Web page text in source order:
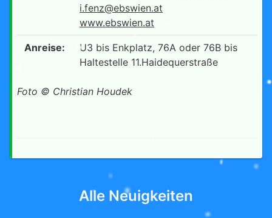
i.fenz@ebswien.at
www.ebswien.at
Anreise:
U3 bis Enkplatz, 76A oder 76B bis
Haltestelle 11.Haidequerstraße
Foto © Christian Houdek
Alle Neuigkeiten